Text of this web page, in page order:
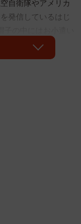
自衛隊やアメリカ
発信しているはじ
していたものの、
ったといいます。